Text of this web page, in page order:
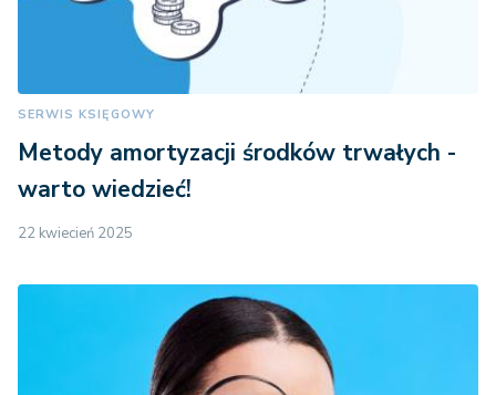
SERWIS KSIĘGOWY
Metody amortyzacji środków trwałych -
warto wiedzieć!
22 kwiecień 2025